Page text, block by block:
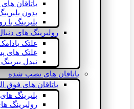
یاتاقان های INSOCOAT
بدون
بلبرینگ با
رولبرینگ های
غلتک
غلتک های
نیدل
یاتاقان های نصب شده
یاتاقان های فوق
بلبرینگ
رولبرینگ